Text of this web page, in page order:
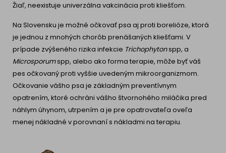
Žiaľ, neexistuje univerzálna vakcinácia proti kliešťom.
Na Slovensku je možné očkovať psa aj proti borelióze, ktorá
je jednou z mnohých chorôb prenášaných kliešťami. V
prípade zvýšeného rizika infekcie Trichophytonspp,a
Microsporumspp, alebo ako forma terapie, môže byť váš
pes očkovaný proti vyššie uvedeným mikroorganizmom.
Očkovanie vášho psa je základným preventívnym
opatrením, ktoré ochráni vášho štvornohého miláčika pred
náhlym úhynom, utrpením a je pre opatrovateľa oveľa
menej nákladné v porovnaní s nákladmi na terapiu.